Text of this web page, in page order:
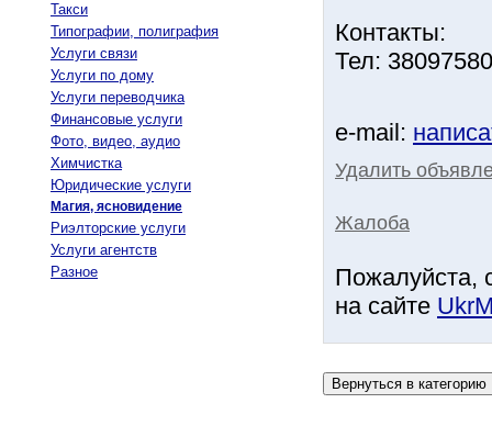
Такси
Типографии, полиграфия
Услуги связи
Услуги по дому
Услуги переводчика
Финансовые услуги
Фото, видео, аудио
Химчистка
Юридические услуги
Магия, ясновидение
Риэлторские услуги
Услуги агентств
Разное
Контакты:
Тел:
e-mail:
Удалить
Жалоба
Пожалуйста,
на сайте